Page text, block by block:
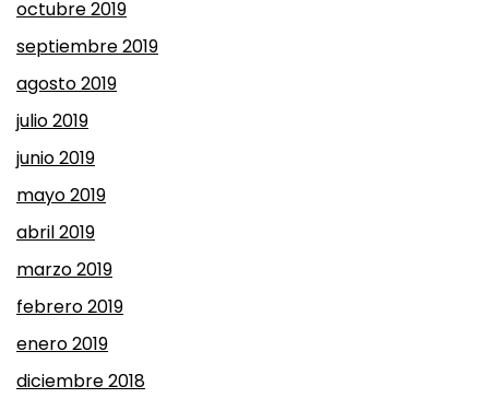
octubre 2019
septiembre 2019
agosto 2019
julio 2019
junio 2019
mayo 2019
abril 2019
marzo 2019
febrero 2019
enero 2019
diciembre 2018